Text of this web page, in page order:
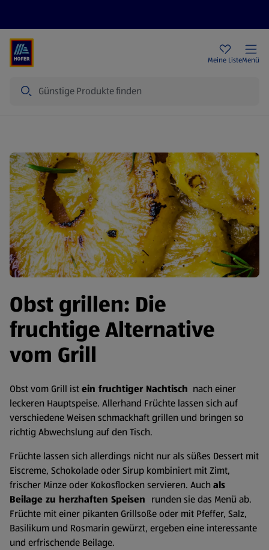
Meine ListeMenü
Obst grillen: Die
fruchtige Alternative
vom Grill
Obst vom Grill istein fruchtiger Nachtisch nach einer
leckeren Hauptspeise. Allerhand Früchte lassen sich auf
verschiedene Weisen schmackhaft grillen und bringen so
richtig Abwechslung auf den Tisch.
Früchte lassen sich allerdings nicht nur als süßes Dessert mit
Eiscreme, Schokolade oder Sirup kombiniert mit Zimt,
frischer Minze oder Kokosflocken servieren. Auch als
Beilage zu herzhaften Speisen runden sie das Menü ab.
Früchte mit einer pikanten Grillsoße oder mit Pfeffer, Salz,
Basilikum und Rosmarin gewürzt, ergeben eine interessante
und erfrischende Beilage.